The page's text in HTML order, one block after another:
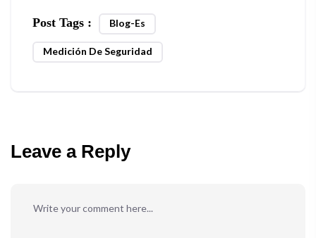
Post Tags : Blog-Es
Medición De Seguridad
Leave a Reply